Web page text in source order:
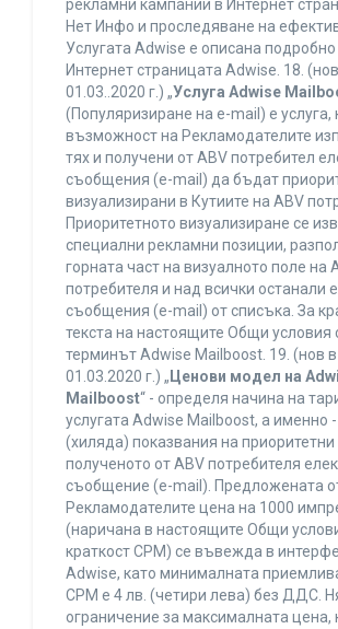
рекламни кампании в Интернет
Нет Инфо и проследяване на
Услугата Adwise е описана подробно
Интернет страницата Adwise. 18.
01.03..2020 г.) „Услуга Adwise
(Популяризиране на e-mail) е услуга,
възможност на Рекламодателите
тях и получени от ABV потребител
съобщения (e-mail) да бъдат
визуализирани в Кутиите на ABV
Приоритетното визуализиране се
специални рекламни позиции,
горната част на визуалното поле на
потребителя и над всички останали
съобщения (e-mail) от списъка. За
текста на настоящите Общи условия
терминът Adwise Mailboost. 19. (нов
01.03.2020 г.) „ Ценови модел на
Mailboost“ - определя начина на
услугата Adwise Mailboost, а именно
(хиляда) показвания на
полученото от ABV потребителя
съобщение (e-mail). Предложената
Рекламодателите цена на 1000
(наричана в настоящите Общи
краткост CPM) се въвежда в
Adwise, като минималната
CPM е 4 лв. (четири лева) без ДДС.
ограничение за максималната цена,